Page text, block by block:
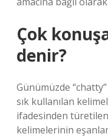
Çok
denir?
Günümüzde
sık kullanılan
ifadesinden türetilen
kelimelerinin